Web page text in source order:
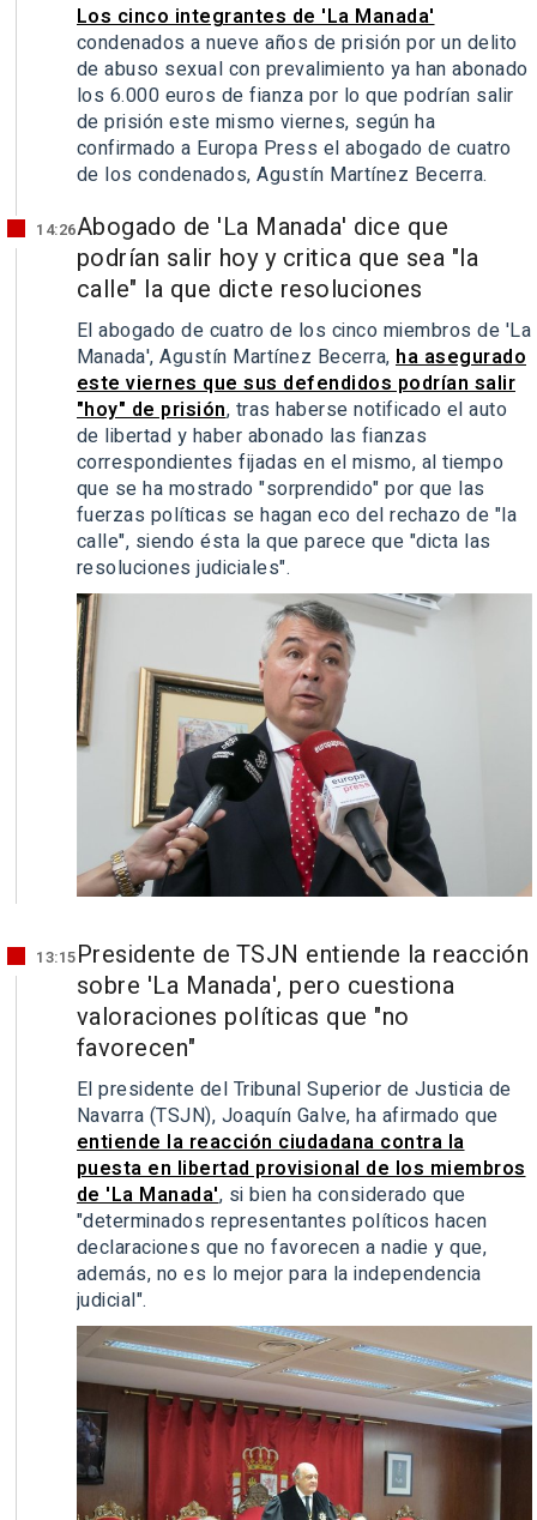
Los cinco integrantes de 'La Manada'
condenados a nueve años de prisión por un delito
de abuso sexual con prevalimiento ya han abonado
los 6.000 euros de fianza por lo que podrían salir
de prisión este mismo viernes, según ha
confirmado a Europa Press el abogado de cuatro
de los condenados, Agustín Martínez Becerra.
14:26Abogado de 'La Manada' dice que
podrían salir hoy y critica que sea "la
calle" la que dicte resoluciones
El abogado de cuatro de los cinco miembros de 'La
Manada', Agustín Martínez Becerra, ha asegurado
este viernes que sus defendidos podrían salir
"hoy" de prisión, tras haberse notificado el auto
de libertad y haber abonado las fianzas
correspondientes fijadas en el mismo, al tiempo
que se ha mostrado "sorprendido" por que las
fuerzas políticas se hagan eco del rechazo de "la
calle", siendo ésta la que parece que "dicta las
resoluciones judiciales".
13:15Presidente de TSJN entiende la reacción
sobre 'La Manada', pero cuestiona
valoraciones políticas que "no
favorecen"
El presidente del Tribunal Superior de Justicia de
Navarra (TSJN), Joaquín Galve, ha afirmado que
entiende la reacción ciudadana contra la
puesta en libertad provisional de los miembros
de 'La Manada', si bien ha considerado que
"determinados representantes políticos hacen
declaraciones que no favorecen a nadie y que,
además, no es lo mejor para la independencia
judicial".